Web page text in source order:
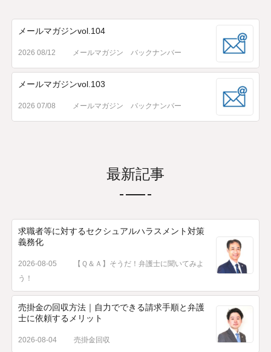
メールマガジンvol.104
2026 08/12 メールマガジン バックナンバー
メールマガジンvol.103
2026 07/08 メールマガジン バックナンバー
最新記事
求職者等に対するセクシュアルハラスメント対策
義務化
2026-08-05
【Ｑ＆Ａ】そうだ！弁護士に聞いてみよ
う！
売掛金の回収方法｜自力でできる請求手順と弁護
士に依頼するメリット
2026-08-04 売掛金回収